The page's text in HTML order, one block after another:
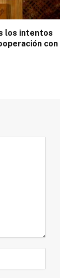
los intentos
con